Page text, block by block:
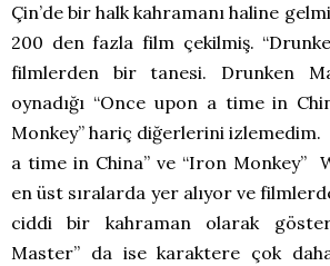
Çin’de bir halk kahramanı haline
200 den fazla film çekilmiş.
filmlerden bir tanesi. Drunken
oynadığı “Once upon a time in
Monkey” hariç diğerlerini izlemedim.
a time in China” ve “Iron Monkey”
en üst sıralarda yer alıyor ve
ciddi bir kahraman olarak
Master” da ise karaktere çok